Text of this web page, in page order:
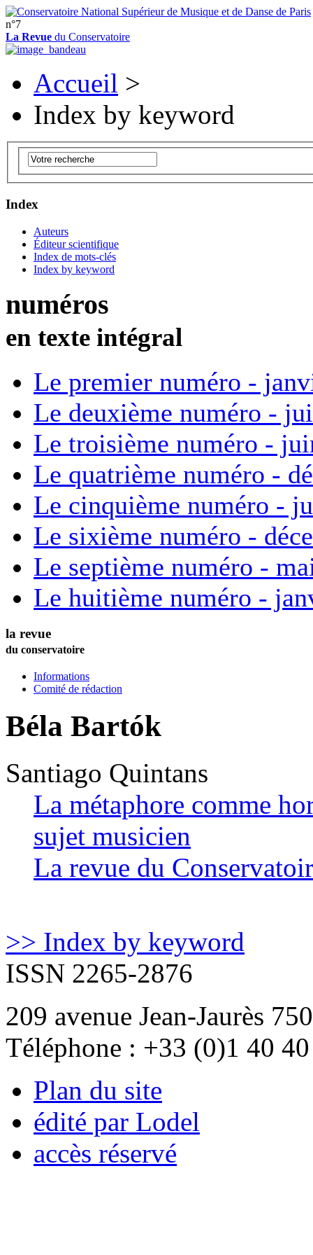
n°7
La Revue du Conservatoire
Accueil >
Index by keyword
Index
Auteurs
Éditeur scientifique
Index de mots-clés
Index by keyword
numéros
en texte intégral
Le premier numéro -
Le deuxième numéro -
Le troisième numéro -
Le quatrième numéro -
Le cinquième numéro -
Le sixième numéro -
Le septième numéro -
Le huitième numéro -
la revue
du conservatoire
Informations
Comité de rédaction
Béla Bartók
Santiago Quintans
La métaphore comme
sujet musicien
La revue du
>> Index by keyword
ISSN 2265-2876
209 avenue Jean-Jaurès
Téléphone : +33 (0)1 40
Plan du site
édité par Lodel
accès réservé